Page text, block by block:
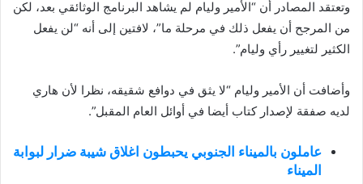
وتعتقد المصادر أن “الأمير وليام لم يشاهد البرنامج الوثائقي بعد، لكن
من المرجح أن يفعل ذلك في مرحلة ما”، لافتين إلى أنه “لن يفعل
الكثير لتغيير رأي وليام”.
وأضافت أن الأمير وليام “لا يثق في دوافع شقيقه، نظرا لأن هاري
لديه صفقة لإصدار كتاب أيضا في أوائل العام المقبل”.
عاملون بالميناء الجنوبي يحبطون اغلاق شيبة ضرار لبوابة
الميناء